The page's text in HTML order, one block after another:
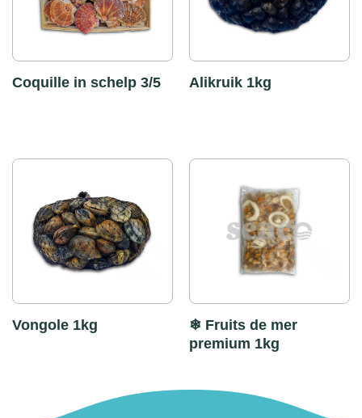
Coquille in schelp 3/5 Alikruik 1kg
Vongole 1kg
❄ Fruits de mer
premium 1kg